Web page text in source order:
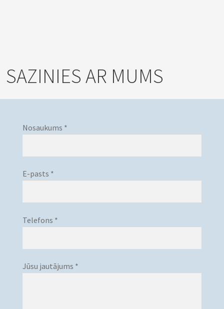
SAZINIES AR MUMS
Nosaukums *
E-pasts *
Telefons *
Jūsu jautājums *